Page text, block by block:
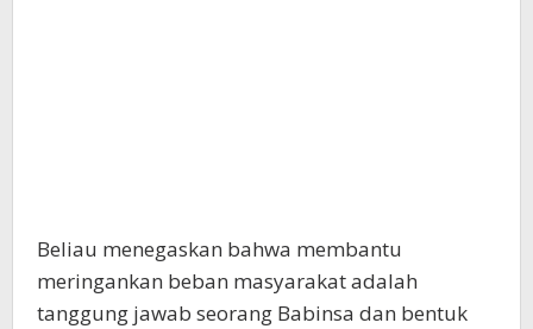
Beliau menegaskan bahwa membantu
meringankan beban masyarakat adalah
tanggung jawab seorang Babinsa dan bentuk